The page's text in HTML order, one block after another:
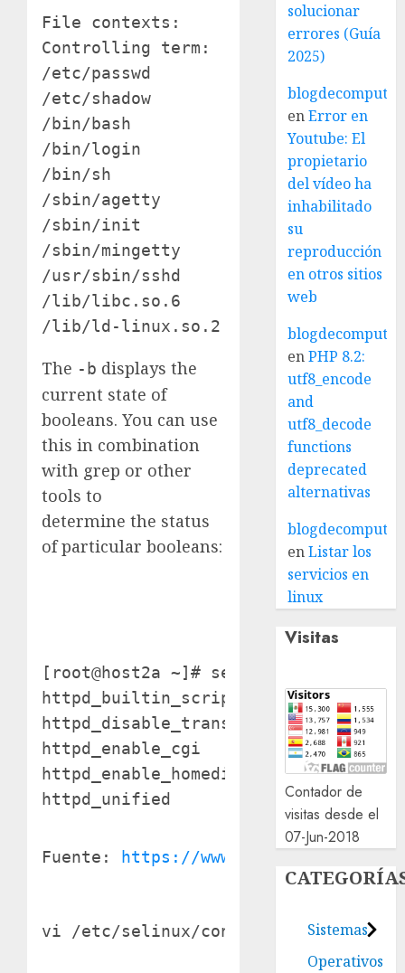
File contexts:
Controlling term:
/etc/passwd
/etc/shadow
/bin/bash
/bin/login
/bin/sh
/sbin/agetty
/sbin/init
/sbin/mingetty
/usr/sbin/sshd
/lib/libc.so.6
The -b displays the
current state of
booleans. You can use
this in combination
with grep or other
tools to
determine the status
of particular booleans:
[root@host2a ~]# sestatus -b | grep
httpd_builtin_scripting           on
httpd_disable_trans               on
httpd_enable_cgi                  on
httpd_enable_homedirs             on
Fuente: https://www.centos.org/
vi /etc/selinux/config
solucionar
errores (Guía
2025)
enError en
Youtube: El
propietario
del vídeo ha
inhabilitado
su
reproducción
en otros sitios
web
enPHP 8.2:
utf8_encode
and
utf8_decode
functions
deprecated
alternativas
enListar los
servicios en
linux
Visitas
Contador de
visitas desde el
07-Jun-2018
Sistemas
Operativos